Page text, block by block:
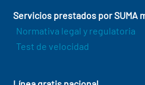
Servicios prestados por SUMA
Normativa legal y regulatoria
Test de velocidad